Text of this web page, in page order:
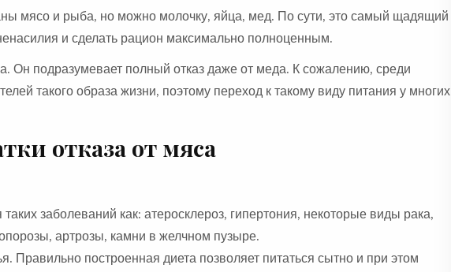
мясо и рыба, но можно молочку, яйца, мед. По сути, это самый щадящий
и сделать рацион максимально полноценным.
Он подразумевает полный отказ даже от меда. К сожалению, среди
такого образа жизни, поэтому переход к такому виду питания у многих
отказа от мяса
заболеваний как: атеросклероз, гипертония, некоторые виды рака,
артрозы, камни в желчном пузыре.
Правильно построенная диета позволяет питаться сытно и при этом